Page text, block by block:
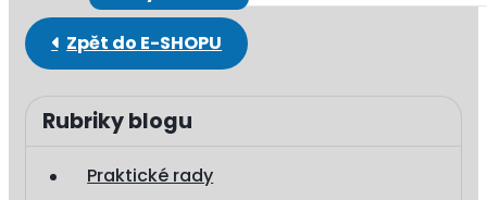
Rubriky blogu
Praktické rady